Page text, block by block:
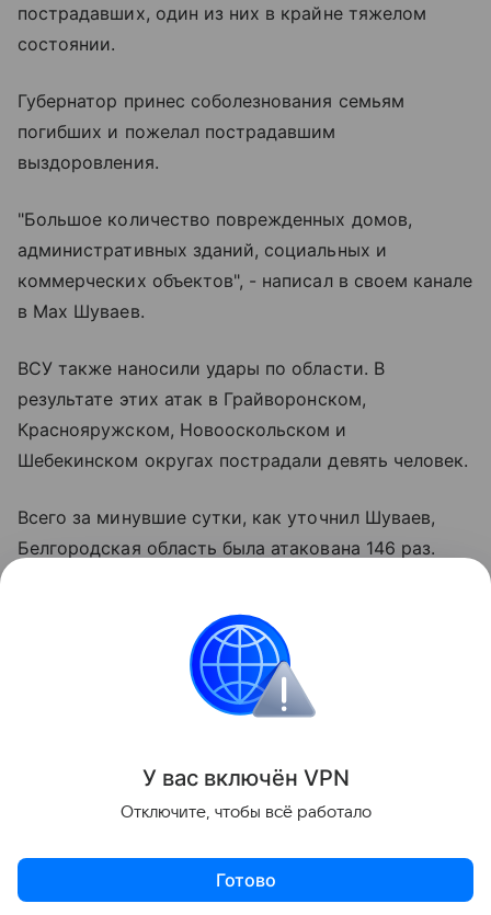
пострадавших, один из них в крайне тяжелом
состоянии.
Губернатор принес соболезнования семьям
погибших и пожелал пострадавшим
выздоровления.
"Большое количество поврежденных домов,
административных зданий, социальных и
коммерческих объектов", - написал в своем канале
в Max Шуваев.
ВСУ также наносили удары по области. В
результате этих атак в Грайворонском,
Краснояружском, Новооскольском и
Шебекинском округах пострадали девять человек.
Всего за минувшие сутки, как уточнил Шуваев,
Белгородская область была атакована 146 раз.
использованием артиллерии, авиации и РСЗО.
Кроме того, семь раз были произведены сбросы
взрывных устройств с БПЛА. Над регионом сбили
Поделиться
У вас включён VPN
Отключите, чтобы всё работало
Готово